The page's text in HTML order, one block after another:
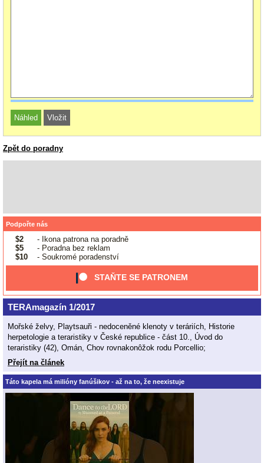
Zpět do poradny
Podpořte nás
$2
- Ikona patrona na poradně
$5
- Poradna bez reklam
$10
- Soukromé poradenství
STAŇTE SE PATRONEM
TERAmagazín 1/2017
Mořské želvy, Playtsauři - nedoceněné klenoty v teráriích, Historie
herpetologie a teraristiky v České republice - část 10., Úvod do
teraristiky (42), Omán, Chov rovnakonôžok rodu Porcellio;
Přejít na článek
Táto kapela má milióny fanúšikov - až na to, že neexistuje